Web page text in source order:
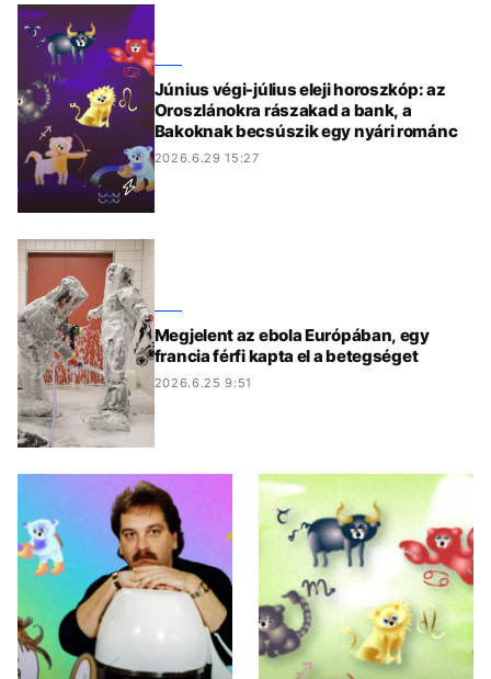
Június végi-július eleji horoszkóp: az
Oroszlánokra rászakad a bank, a
Bakoknak becsúszik egy nyári románc
2026.6.29 15:27
Megjelent az ebola Európában, egy
francia férfi kapta el a betegséget
2026.6.25 9:51